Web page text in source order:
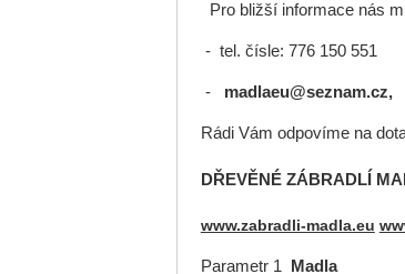
Pro bližší informace nás
- tel. čísle: 776 150 551
- madlaeu@seznam.cz,
Rádi Vám odpovíme na
DŘEVĚNÉ ZÁBRADLÍ
www.zabradli-madla.eu
Parametr 1 Madla